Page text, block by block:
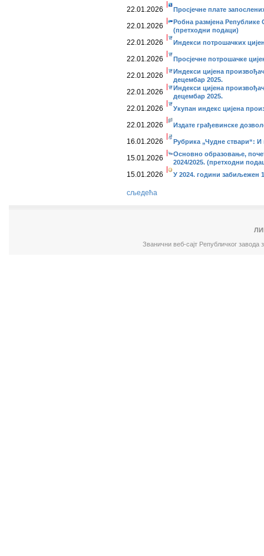
22.01.2026 Просјечне плате
22.01.2026
Робна размјена Републике
(претходни подаци)
22.01.2026 Индекси потрошачких
22.01.2026 Просјечне потрошачке
22.01.2026
Индекси цијена
децембар 2025.
22.01.2026
Индекси цијена
децембар 2025.
22.01.2026 Укупан индекс цијена
22.01.2026 Издате грађевинске
16.01.2026 Рубрика „Чудне ствари“:
15.01.2026
Основно образовање,
2024/2025. (претходни
15.01.2026 У 2024. години забиљежен
сљедећа
Званични веб-сајт Републичког